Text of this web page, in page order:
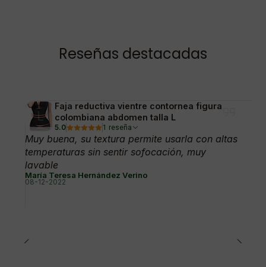
Reseñas destacadas
Faja reductiva vientre contornea figura
colombiana abdomen talla L
5.0 1 reseña
Muy buena, su textura permite usarla con altas
temperaturas sin sentir sofocación, muy
lavable
María Teresa Hernández Verino
08-12-2022